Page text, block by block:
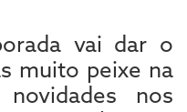
vai dar o
muito peixe na
nos